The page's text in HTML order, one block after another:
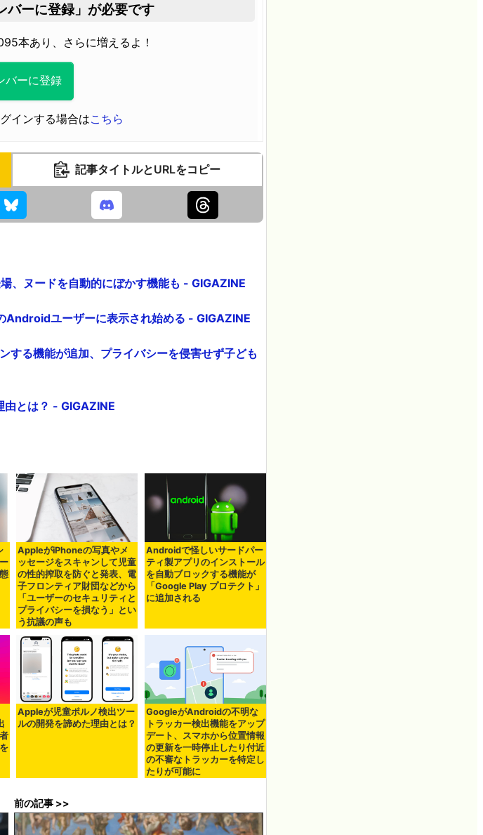
バーに登録」が必要です
本あり、さらに増えるよ！
バーに登録
インする場合はこちら
記事タイトルとURLをコピー
、ヌードを自動的にぼかす機能も - GIGAZINE
Androidユーザーに表示され始める - GIGAZINE
する機能が追加、プライバシーを侵害せず子ども
とは？ - GIGAZINE
AppleがiPhoneの写真やメ
ッセージをスキャンして児童
の性的搾取を防ぐと発表、電
子フロンティア財団などから
「ユーザーのセキュリティと
プライバシーを損なう」とい
う抗議の声も
Androidで怪しいサードパー
ティ製アプリのインストール
を自動ブロックする機能が
「Google Play プロテクト」
に追加される
Appleが児童ポルノ検出ツー
ルの開発を諦めた理由とは？
GoogleがAndroidの不明な
トラッカー検出機能をアップ
デート、スマホから位置情報
の更新を一時停止したり付近
の不審なトラッカーを特定し
たりが可能に
前の記事 >>